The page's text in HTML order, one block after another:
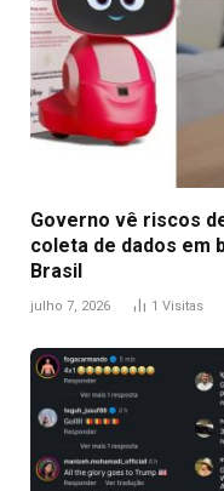
Governo vê riscos
coleta de dados em
Brasil
julho 7, 2026 1 Visitas